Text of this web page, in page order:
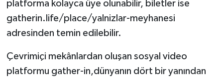
platforma kolayca üye olunabilir, biletler ise
gatherin.life/place/yalnizlar-meyhanesi
adresinden temin edilebilir.
Çevrimiçi mekânlardan oluşan sosyal video
platformu gather-in,dünyanın dört bir yanından